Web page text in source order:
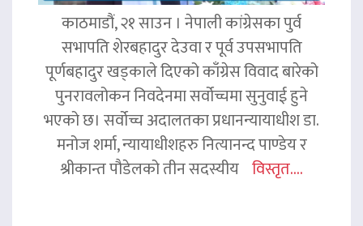
काठमाडौं, २१ साउन । नेपाली कांग्रेसका पुर्व
सभापति शेरबहादुर देउवा र पूर्व उपसभापति
पूर्णबहादुर खड्काले दिएको काँग्रेस विवाद बारेको
पुनरावलोकन निवदेनमा सर्वोच्चमा सुनुवाई हुने
भएको छ। सर्वोच्च अदालतका प्रधानन्यायाधीश डा.
मनोज शर्मा, न्यायाधीशहरु नित्यानन्द पाण्डेय र
श्रीकान्त पौडेलको तीन सदस्यीय विस्तृत....